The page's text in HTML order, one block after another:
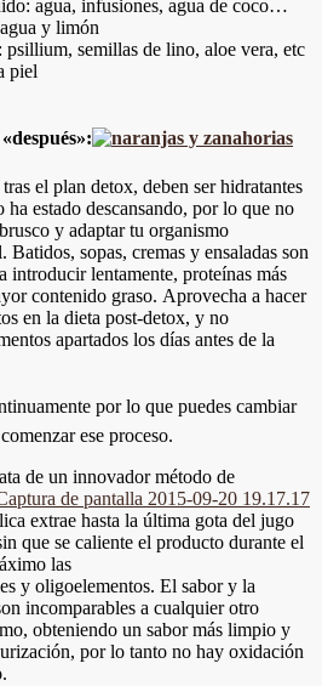
agua, infusiones, agua de coco…
y limón
psillium, semillas de lino, aloe vera, etc
piel
el plan detox, deben ser hidratantes
estado descansando, por lo que no
y adaptar tu organismo
Batidos, sopas, cremas y ensaladas son
introducir lentamente, proteínas más
contenido graso. Aprovecha a hacer
en la dieta post-detox, y no
apartados los días antes de la
por lo que puedes cambiar
ese proceso.
de un innovador método de
extrae hasta la última gota del jugo
que se caliente el producto durante el
las
y oligoelementos. El sabor y la
incomparables a cualquier otro
obteniendo un sabor más limpio y
por lo tanto no hay oxidación